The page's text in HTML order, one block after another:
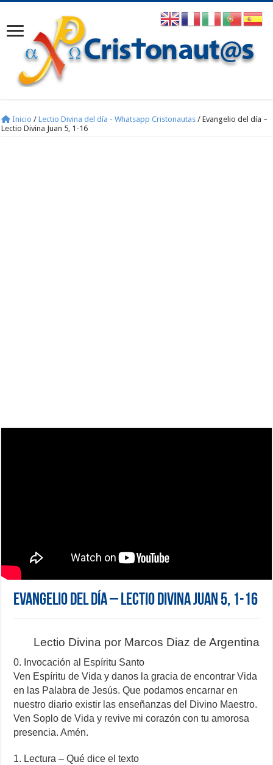
Inicio / Lectio Divina del día - Whatsapp Cristonautas / Evangelio del día –
Lectio Divina Juan 5, 1-16
Evangelio del día – Lectio Divina Juan 5, 1-16
Lectio Divina por Marcos Diaz de Argentina
0. Invocación al Espíritu Santo
Ven Espíritu de Vida y danos la gracia de encontrar Vida
en las Palabra de Jesús. Que podamos encarnar en
nuestro diario existir las enseñanzas del Divino Maestro.
Ven Soplo de Vida y revive mi corazón con tu amorosa
presencia. Amén.
1. Lectura – Qué dice el texto